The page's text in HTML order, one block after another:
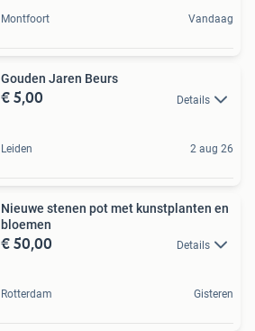
Montfoort Vandaag
Gouden Jaren Beurs
€ 5,00 Details
Leiden 2 aug 26
Nieuwe stenen pot met kunstplanten en
bloemen
€ 50,00 Details
Rotterdam Gisteren